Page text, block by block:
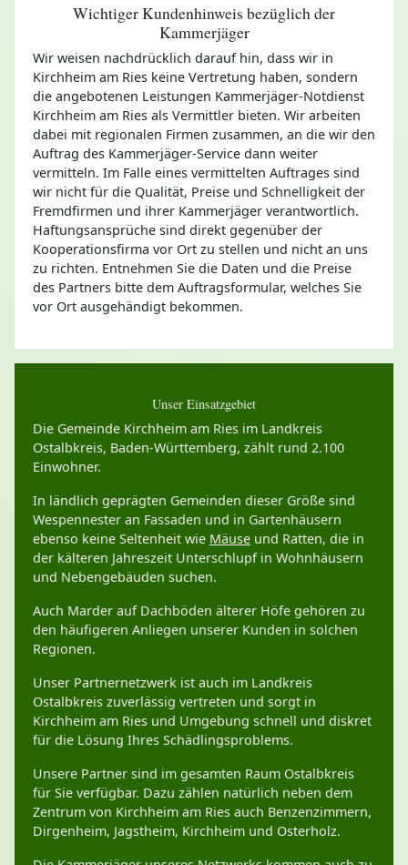
Wichtiger Kundenhinweis bezüglich der
Kammerjäger
Wir weisen nachdrücklich darauf hin, dass wir in
Kirchheim am Ries keine Vertretung haben, sondern
die angebotenen Leistungen Kammerjäger-Notdienst
Kirchheim am Ries als Vermittler bieten. Wir arbeiten
dabei mit regionalen Firmen zusammen, an die wir den
Auftrag des Kammerjäger-Service dann weiter
vermitteln. Im Falle eines vermittelten Auftrages sind
wir nicht für die Qualität, Preise und Schnelligkeit der
Fremdfirmen und ihrer Kammerjäger verantwortlich.
Haftungsansprüche sind direkt gegenüber der
Kooperationsfirma vor Ort zu stellen und nicht an uns
zu richten. Entnehmen Sie die Daten und die Preise
des Partners bitte dem Auftragsformular, welches Sie
vor Ort ausgehändigt bekommen.
Unser Einsatzgebiet
Die Gemeinde Kirchheim am Ries im Landkreis
Ostalbkreis, Baden-Württemberg, zählt rund 2.100
Einwohner.
In ländlich geprägten Gemeinden dieser Größe sind
Wespennester an Fassaden und in Gartenhäusern
ebenso keine Seltenheit wie Mäuse und Ratten, die in
der kälteren Jahreszeit Unterschlupf in Wohnhäusern
und Nebengebäuden suchen.
Auch Marder auf Dachböden älterer Höfe gehören zu
den häufigeren Anliegen unserer Kunden in solchen
Regionen.
Unser Partnernetzwerk ist auch im Landkreis
Ostalbkreis zuverlässig vertreten und sorgt in
Kirchheim am Ries und Umgebung schnell und diskret
für die Lösung Ihres Schädlingsproblems.
Unsere Partner sind im gesamten Raum Ostalbkreis
für Sie verfügbar. Dazu zählen natürlich neben dem
Zentrum von Kirchheim am Ries auch Benzenzimmern,
Dirgenheim, Jagstheim, Kirchheim und Osterholz.